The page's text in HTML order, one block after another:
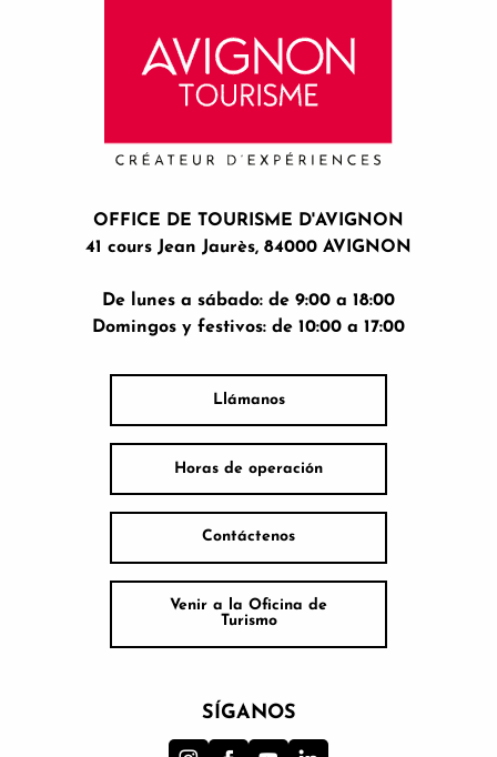
OFFICE DE TOURISME D'AVIGNON
41 cours Jean Jaurès, 84000 AVIGNON
De lunes a sábado: de 9:00 a 18:00
Domingos y festivos: de 10:00 a 17:00
Llámanos
Horas de operación
Contáctenos
Venir a la Oficina de
Turismo
SÍGANOS